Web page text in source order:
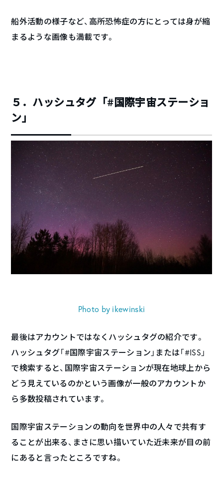
船外活動の様子など、高所恐怖症の方にとっては身が縮
まるような画像も満載です。
５．ハッシュタグ「#国際宇宙ステーショ
ン」
Photo by ikewinski
最後はアカウントではなくハッシュタグの紹介です。
ハッシュタグ「#国際宇宙ステーション」または「#ISS」
で検索すると、国際宇宙ステーションが現在地球上から
どう見えているのかという画像が一般のアカウントか
ら多数投稿されています。
国際宇宙ステーションの動向を世界中の人々で共有す
ることが出来る、まさに思い描いていた近未来が目の前
にあると言ったところですね。